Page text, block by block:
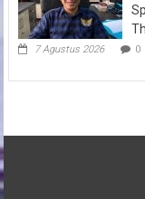
7 Agustus 2026 0